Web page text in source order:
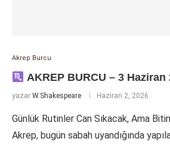
Akrep Burcu
AKREP BURCU – 3 Haziran
yazar W.Shakespeare Haziran 2, 2026
Günlük Rutinler Can Sıkacak, Ama
Akrep, bugün sabah uyandığında